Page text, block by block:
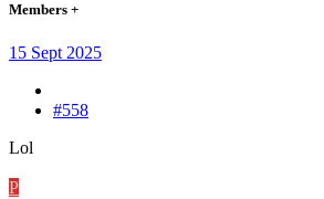
Members +
15 Sept 2025
#558
Lol
P